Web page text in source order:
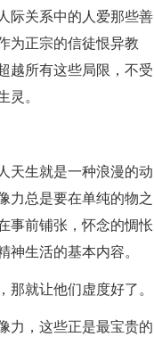
际关系中的人爱那些善
为正宗的信徒恨异教
越所有这些局限，不受
灵。
天生就是一种浪漫的动
力总是要在单纯的物之
事前铺张，怀念的惆怅
生活的基本内容。
就让他们虚度好了。
力，这些正是最宝贵的